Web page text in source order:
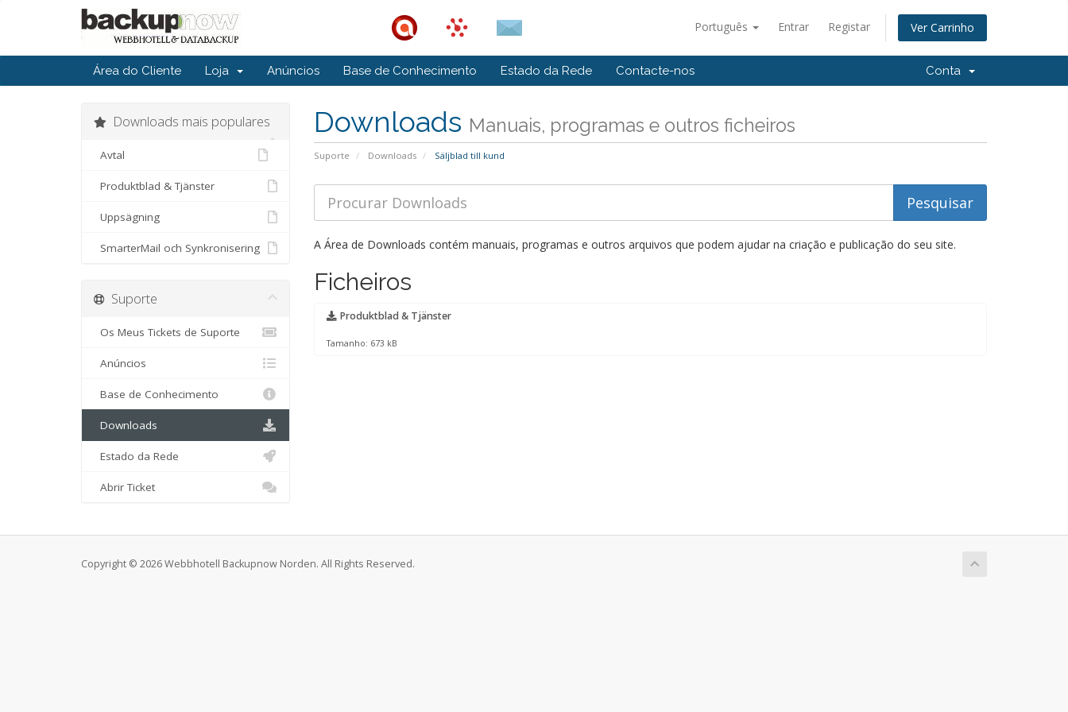
Português Entrar Registar Ver Carrinho
Área do Cliente Loja Anúncios Base de Conhecimento Estado da Rede Contacte-nos Conta
Downloads Manuais, programas e outros ficheiros
Suporte Downloads Säljblad till kund
A Área de Downloads contém manuais, programas e outros arquivos que podem ajudar na criação e publicação do seu site.
Ficheiros
Produktblad & Tjänster
Tamanho: 673 kB
Downloads mais populares
Avtal
Produktblad & Tjänster
Uppsägning
SmarterMail och Synkronisering
Suporte
Os Meus Tickets de Suporte
Anúncios
Base de Conhecimento
Downloads
Estado da Rede
Abrir Ticket
Copyright © 2026 Webbhotell Backupnow Norden. All Rights Reserved.